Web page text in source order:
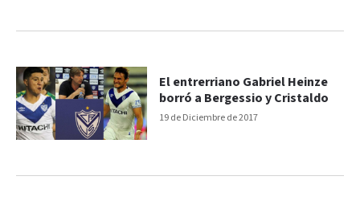
19 de Diciembre de 2017
El entrerriano Gabriel Heinze
borró a Bergessio y Cristaldo